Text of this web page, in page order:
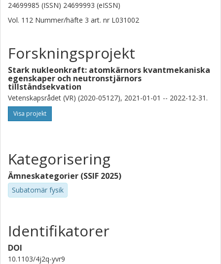
24699985 (ISSN) 24699993 (eISSN)
Vol. 112 Nummer/häfte 3 art. nr L031002
Forskningsprojekt
Stark nukleonkraft: atomkärnors kvantmekaniska
egenskaper och neutronstjärnors
tillståndsekvation
Vetenskapsrådet (VR) (2020-05127), 2021-01-01 -- 2022-12-31.
Visa projekt
Kategorisering
Ämneskategorier (SSIF 2025)
Subatomär fysik
Identifikatorer
DOI
10.1103/4j2q-yvr9